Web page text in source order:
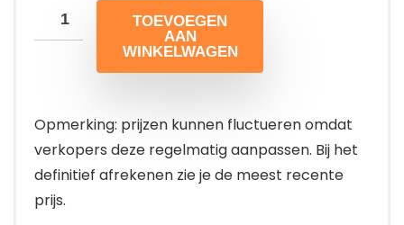
TOEVOEGEN
AAN
WINKELWAGEN
Opmerking: prijzen kunnen fluctueren omdat
verkopers deze regelmatig aanpassen. Bij het
definitief afrekenen zie je de meest recente
prijs.